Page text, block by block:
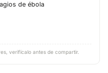
de ébola
verifícalo antes de compartir.